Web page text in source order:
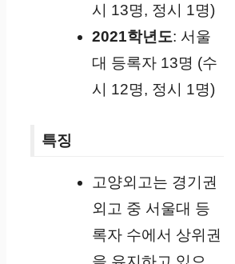
시 13명, 정시 1명)
2021학년도: 서울
대 등록자 13명 (수
시 12명, 정시 1명)
특징
고양외고는 경기권
외고 중 서울대 등
록자 수에서 상위권